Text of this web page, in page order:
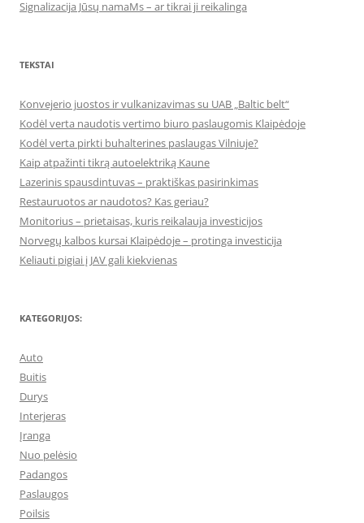
Signalizacija Jūsų namaMs – ar tikrai ji reikalinga
TEKSTAI
Konvejerio juostos ir vulkanizavimas su UAB „Baltic belt“
Kodėl verta naudotis vertimo biuro paslaugomis Klaipėdoje
Kodėl verta pirkti buhalterines paslaugas Vilniuje?
Kaip atpažinti tikrą autoelektriką Kaune
Lazerinis spausdintuvas – praktiškas pasirinkimas
Restauruotos ar naudotos? Kas geriau?
Monitorius – prietaisas, kuris reikalauja investicijos
Norvegų kalbos kursai Klaipėdoje – protinga investicija
Keliauti pigiai į JAV gali kiekvienas
KATEGORIJOS:
Auto
Buitis
Durys
Interjeras
Įranga
Nuo pelėsio
Padangos
Paslaugos
Poilsis